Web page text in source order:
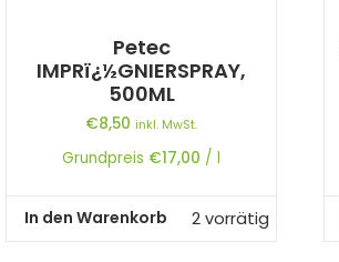
Petec
IMPRï¿½GNIERSPRAY,
500ML
€8,50 inkl. MwSt.
Grundpreis €17,00 /l
In den Warenkorb 2 vorrätig